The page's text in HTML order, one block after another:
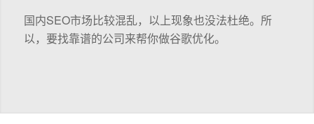
国内SEO市场比较混乱，以上现象也没法杜绝。所
以，要找靠谱的公司来帮你做谷歌优化。